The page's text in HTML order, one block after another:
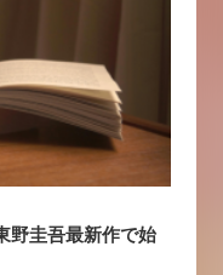
野圭吾最新作で始